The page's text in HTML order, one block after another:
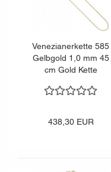
Venezianerkette 585
Gelbgold 1,0 mm 45
cm Gold Kette
438,30 EUR